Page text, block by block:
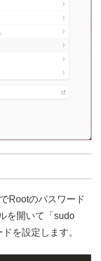
Rootのパスワード
を開いて「sudo
を設定します。